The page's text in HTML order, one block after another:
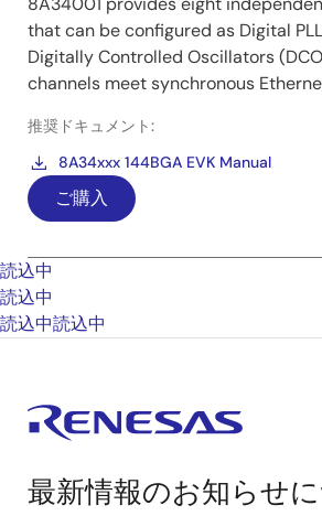
that can be configured as Digital
Digitally Controlled Oscillators
channels meet synchronous
推奨ドキュメント:
8A34xxx 144BGA EVK Manual
ご購入
読込中
読込中
読込中読込中
最新情報のお知らせ